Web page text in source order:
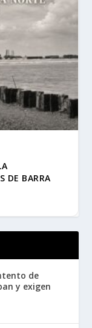
DE BARRA
de
y exigen